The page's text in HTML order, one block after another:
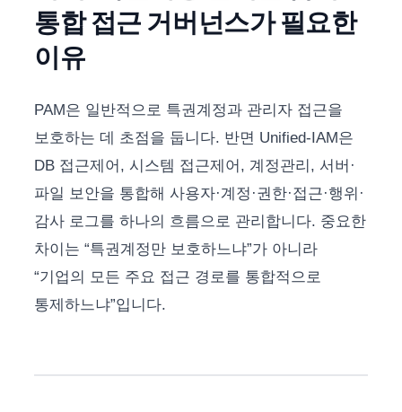
통합 접근 거버넌스가 필요한
이유
PAM은 일반적으로 특권계정과 관리자 접근을
보호하는 데 초점을 둡니다. 반면 Unified-IAM은
DB 접근제어, 시스템 접근제어, 계정관리, 서버·
파일 보안을 통합해 사용자·계정·권한·접근·행위·
감사 로그를 하나의 흐름으로 관리합니다. 중요한
차이는 “특권계정만 보호하느냐”가 아니라
“기업의 모든 주요 접근 경로를 통합적으로
통제하느냐”입니다.